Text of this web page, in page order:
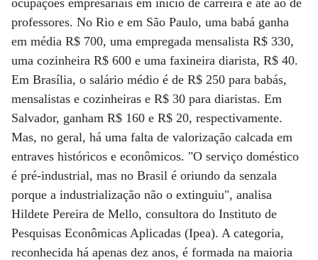
ocupações empresariais em início de carreira e até ao de
professores. No Rio e em São Paulo, uma babá ganha
em média R$ 700, uma empregada mensalista R$ 330,
uma cozinheira R$ 600 e uma faxineira diarista, R$ 40.
Em Brasília, o salário médio é de R$ 250 para babás,
mensalistas e cozinheiras e R$ 30 para diaristas. Em
Salvador, ganham R$ 160 e R$ 20, respectivamente.
Mas, no geral, há uma falta de valorização calcada em
entraves históricos e econômicos. "O serviço doméstico
é pré-industrial, mas no Brasil é oriundo da senzala
porque a industrialização não o extinguiu", analisa
Hildete Pereira de Mello, consultora do Instituto de
Pesquisas Econômicas Aplicadas (Ipea). A categoria,
reconhecida há apenas dez anos, é formada na maioria